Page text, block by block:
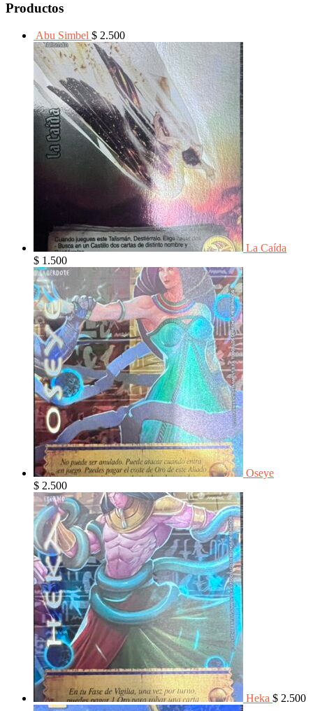
Productos
Abu Simbel $ 2.500
La Caída
$ 1.500
Oseye
$ 2.500
Heka $ 2.500